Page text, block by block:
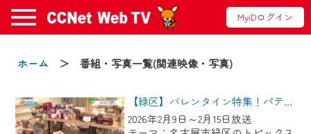
MyiDログイン
ホーム ＞ 番組・写真一覧(関連映像・写真)
【緑区】バレンタイン特集！パティスリールルット
2026年2月9日～2月15日放送
お知らせ
2024/09/02
動画配信サービス『CCNet Web TV』は2024